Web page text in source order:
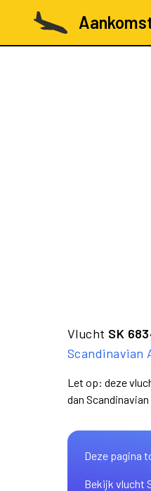
Vlucht SK
Scandinavian
Let op: deze
dan
Deze pagina
Bekijk vlucht